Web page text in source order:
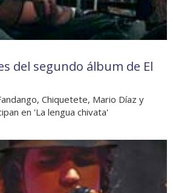
del segundo álbum de El
Chiquetete, Mario Díaz y
en 'La lengua chivata'